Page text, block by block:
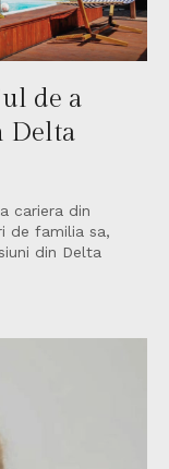
de a
Delta
cariera din
de familia sa,
din Delta